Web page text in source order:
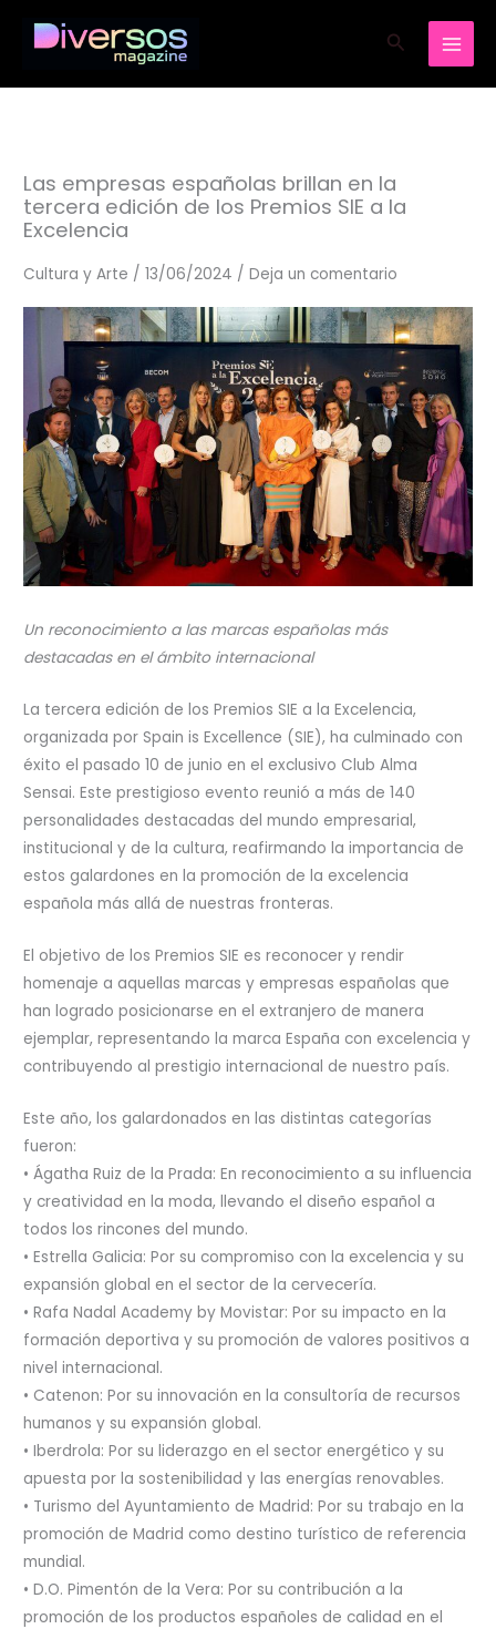
Buscar
Las empresas españolas brillan en la
tercera edición de los Premios SIE a la
Excelencia
Cultura y Arte /13/06/2024 /Deja un comentario
Un reconocimiento a las marcas españolas más
destacadas en el ámbito internacional
La tercera edición de los Premios SIE a la Excelencia,
organizada por Spain is Excellence (SIE), ha culminado con
éxito el pasado 10 de junio en el exclusivo Club Alma
Sensai. Este prestigioso evento reunió a más de 140
personalidades destacadas del mundo empresarial,
institucional y de la cultura, reafirmando la importancia de
estos galardones en la promoción de la excelencia
española más allá de nuestras fronteras.
El objetivo de los Premios SIE es reconocer y rendir
homenaje a aquellas marcas y empresas españolas que
han logrado posicionarse en el extranjero de manera
ejemplar, representando la marca España con excelencia y
contribuyendo al prestigio internacional de nuestro país.
Este año, los galardonados en las distintas categorías
fueron:
• Ágatha Ruiz de la Prada: En reconocimiento a su influencia
y creatividad en la moda, llevando el diseño español a
todos los rincones del mundo.
• Estrella Galicia: Por su compromiso con la excelencia y su
expansión global en el sector de la cervecería.
• Rafa Nadal Academy by Movistar: Por su impacto en la
formación deportiva y su promoción de valores positivos a
nivel internacional.
• Catenon: Por su innovación en la consultoría de recursos
humanos y su expansión global.
• Iberdrola: Por su liderazgo en el sector energético y su
apuesta por la sostenibilidad y las energías renovables.
• Turismo del Ayuntamiento de Madrid: Por su trabajo en la
promoción de Madrid como destino turístico de referencia
mundial.
• D.O. Pimentón de la Vera: Por su contribución a la
promoción de los productos españoles de calidad en el